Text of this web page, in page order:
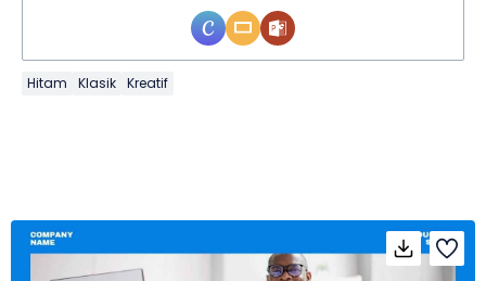
Hitam Klasik Kreatif